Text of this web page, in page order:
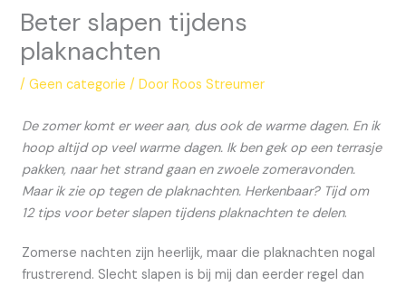
Beter slapen tijdens
plaknachten
/Geen categorie / DoorRoos Streumer
De zomer komt er weer aan, dus ook de warme dagen. En ik
hoop altijd op veel warme dagen. Ik ben gek op een terrasje
pakken, naar het strand gaan en zwoele zomeravonden.
Maar ik zie op tegen de plaknachten. Herkenbaar? Tijd om
12 tips voor beter slapen tijdens plaknachten te delen.
Zomerse nachten zijn heerlijk, maar die plaknachten nogal
frustrerend. Slecht slapen is bij mij dan eerder regel dan